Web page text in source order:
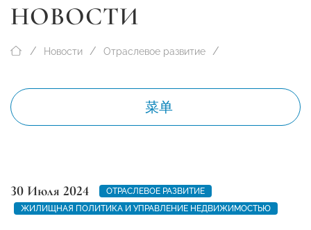
НОВОСТИ
Новости Отраслевое развитие
菜单
30 Июля 2024
ОТРАСЛЕВОЕ РАЗВИТИЕ
ЖИЛИЩНАЯ ПОЛИТИКА И УПРАВЛЕНИЕ НЕДВИЖИМОСТЬЮ